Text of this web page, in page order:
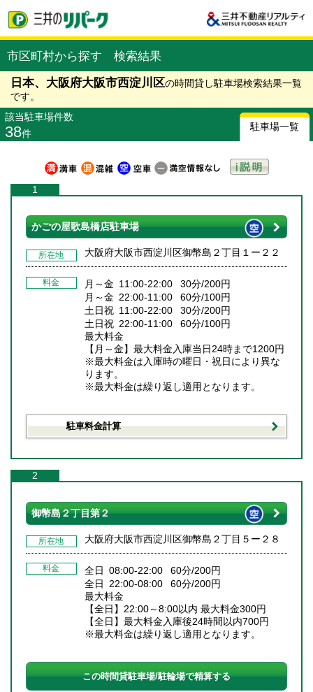
市区町村から探す 検索結果
日本、大阪府大阪市西淀川区の時間貸し駐車場検索結果一覧
です。
該当駐車場件数
38件
駐車場一覧
1
かごの屋歌島橋店駐車場
所在地 大阪府大阪市西淀川区御幣島２丁目１ー２２
料金
月～金 11:00-22:00 30分/200円
月～金 22:00-11:00 60分/100円
土日祝 11:00-22:00 30分/200円
土日祝 22:00-11:00 60分/100円
最大料金
【月～金】最大料金入庫当日24時まで1200円
※最大料金は入庫時の曜日・祝日により異な
ります。
※最大料金は繰り返し適用となります。
駐車料金計算
2
御幣島２丁目第２
所在地 大阪府大阪市西淀川区御幣島２丁目５ー２８
料金
全日 08:00-22:00 60分/200円
全日 22:00-08:00 60分/200円
最大料金
【全日】22:00～8:00以内 最大料金300円
【全日】最大料金入庫後24時間以内700円
※最大料金は繰り返し適用となります。
この時間貸駐車場/駐輪場で精算する